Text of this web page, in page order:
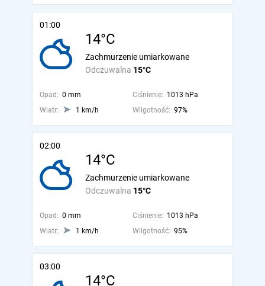
01:00
14°C
Odczuwalna 15°C
Zachmurzenie umiarkowane
Opad: 0 mm Ciśnienie: 1013 hPa
Wiatr:
1 km/h Wilgotność: 97%
02:00
14°C
Odczuwalna 15°C
Zachmurzenie umiarkowane
Opad: 0 mm Ciśnienie: 1013 hPa
Wiatr:
1 km/h Wilgotność: 95%
03:00
14°C